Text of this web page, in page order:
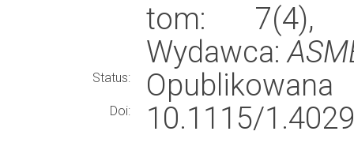
tom: 7(4),
Wydawca:
Status: Opublikowana
Doi:
10.1115/